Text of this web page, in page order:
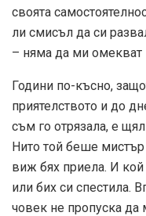
своята
ли смисъл да си
– няма да ми омекват
Години по-късно,
приятелството и до
съм го отрязала, е
Нито той беше мистър
виж бях приела. И
или бих си спестила.
човек не пропуска